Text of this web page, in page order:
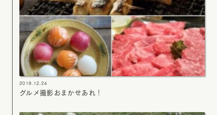
2019.12.24
グルメ撮影おまかせあれ！